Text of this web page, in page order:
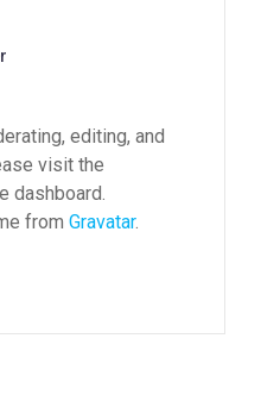
editing, and
visit the
dashboard.
from Gravatar.